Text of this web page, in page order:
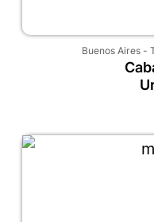
Buenos Aires -